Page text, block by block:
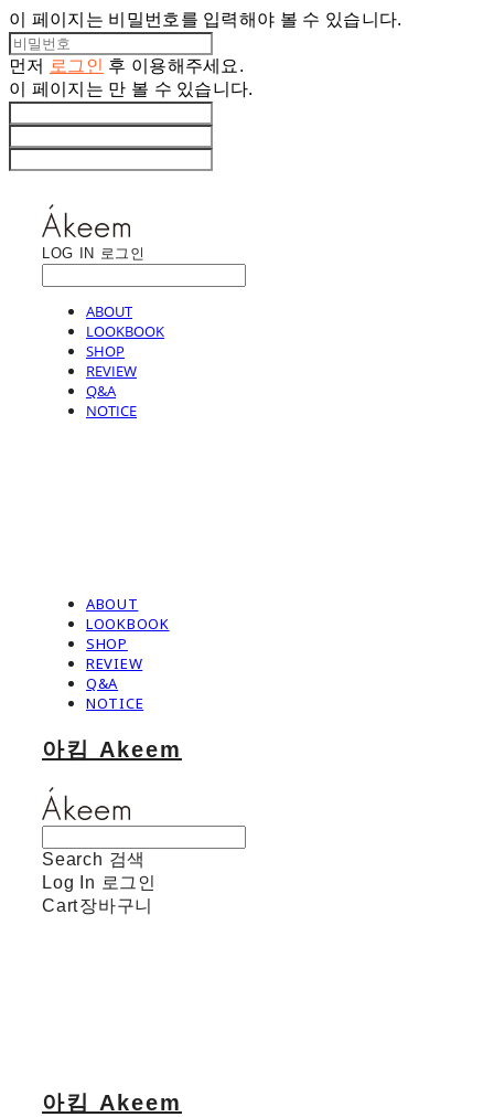
이 페이지는 비밀번호를 입력해야 볼 수 있습니다.
먼저 로그인 후 이용해주세요.
이 페이지는 만 볼 수 있습니다.
LOG IN 로그인
ABOUT
LOOKBOOK
SHOP
REVIEW
Q&A
NOTICE
ABOUT
LOOKBOOK
SHOP
REVIEW
Q&A
NOTICE
아킴 Akeem
Search 검색
Log In 로그인
Cart장바구니
아킴 Akeem